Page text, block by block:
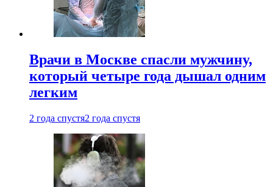
Врачи в Москве спасли мужчину,
который четыре года дышал одним
легким
2 года спустя2 года спустя